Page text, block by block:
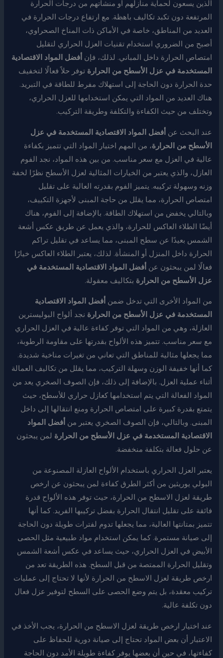
الذين يسعون لحماية منازلهم أو منشآتهم من درجات الحرارة
المرتفعة دون تكبد تكاليف باهظة. مع ارتفاع درجات الحرارة في
العديد من المناطق، خاصة في الأماكن ذات المناخ الصحراوي،
أصبح من الضروري استخدام تقنيات العزل الحراري لتقليل
امتصاص الحرارة داخل المباني. لذلك، فإن أفضل المواد الاقتصادية
المستخدمة في عزل الأسطح من الحرارة توفر حلاً فعالًا لتخفيف
حدة الحرارة دون الحاجة إلى استهلاك مفرط للطاقة في التبريد.
هناك العديد من المواد التي يمكن استخدامها للعزل الحراري،
وتختلف من حيث الكفاءة والتكلفة وطريقة التركيب.
عند البحث عن أفضل المواد الاقتصادية المستخدمة في عزل
الأسطح من الحرارة، من المهم اختيار المواد التي تتميز بكفاءة
عالية في العزل مع سعر مناسب. من بين هذه المواد، نجد الفوم
العازل، والذي يعتبر من الخيارات المثالية لعزل الأسطح نظرًا لخفة
وزنه وسهولة تركيبه. يتميز الفوم بقدرته العالية على تقليل
امتصاص الحرارة، مما يقلل من حاجة المبنى لأجهزة التكييف،
وبالتالي يخفض من استهلاك الطاقة. بالإضافة إلى الفوم، هناك
أيضًا الطلاء العاكس للحرارة، والذي يعمل عن طريق عكس أشعة
الشمس بعيدًا عن سطح المبنى، مما يساعد في تقليل تراكم
الحرارة داخل المنزل أو المنشأة. لذلك، يعتبر الطلاء العاكس خيارًا
فعالًا لمن يبحثون عن أفضل المواد الاقتصادية المستخدمة في
عزل الأسطح من الحرارة بتكاليف معقولة.
من المواد الأخرى التي تدخل ضمن أفضل المواد الاقتصادية
المستخدمة في عزل الأسطح من الحرارة نجد ألواح البوليسترين
العازلة، وهي من المواد التي توفر كفاءة عالية في العزل الحراري
مع سعر مناسب. تتميز هذه الألواح بقدرتها على مقاومة الرطوبة،
مما يجعلها مثالية للمناطق التي تعاني من تغيرات مناخية شديدة.
كما أنها خفيفة الوزن وسهلة التركيب، مما يقلل من تكاليف العمالة
أثناء عملية العزل. بالإضافة إلى ذلك، فإن الصوف الصخري يعد من
المواد الفعالة التي يتم استخدامها كعازل حراري للأسطح، حيث
يتمتع بقدرة كبيرة على امتصاص الحرارة ومنع انتقالها إلى داخل
المبنى. وبالتالي، فإن الصوف الصخري يعتبر من أفضل المواد
الاقتصادية المستخدمة في عزل الأسطح من الحرارة لمن يبحثون
عن حلول فعالة بتكلفة منخفضة.
يعتبر العزل الحراري باستخدام الألواح العازلة المصنوعة من
البولي يوريثين من أكثر الطرق كفاءة لمن يبحثون عن ارخص
طريقة لعزل الاسطح من الحرارة، حيث توفر هذه الألواح قدرة
فائقة على تقليل انتقال الحرارة بفضل تركيبها الفريد. كما أنها
تتميز بمتانتها العالية، مما يجعلها تدوم لفترات طويلة دون الحاجة
إلى صيانة مستمرة. كما يمكن استخدام مواد طبيعية مثل الحصى
الأبيض في العزل الحراري، حيث يساعد في عكس أشعة الشمس
وتقليل الحرارة الممتصة من قبل السطح. هذه الطريقة تعد من
ارخص طريقة لعزل الاسطح من الحرارة لأنها لا تحتاج إلى عمليات
تركيب معقدة، بل يتم وضع الحصى على السطح لتوفير عزل فعال
دون تكلفة عالية.
عند اختيار ارخص طريقة لعزل الاسطح من الحرارة، يجب الأخذ في
الاعتبار أن بعض المواد تحتاج إلى صيانة دورية للحفاظ على
كفاءتها، في حين أن بعضها يوفر كفاءة طويلة الأمد دون الحاجة